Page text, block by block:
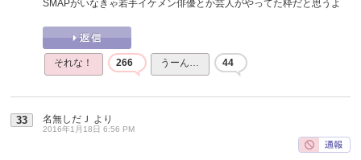
SMAPがいなきゃ若手イケメン俳優とか芸人がやってた枠だと思うよ
それな！ 266 うーん… 44
33 名無しだＪ より
2016年1月18日 6:56 PM